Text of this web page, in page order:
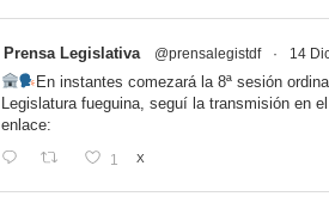
Prensa Legislativa @prensalegistdf · 14
En instantes comezará la 8ª sesión
Legislatura fueguina, seguí la transmisión en
enlace:
1 X